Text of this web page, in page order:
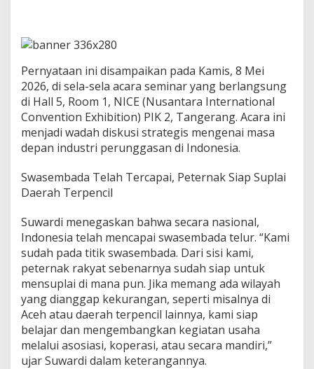
i
a
m
i
n
i
a
g
U
s
a
h
U
t
a
m
Pernyataan ini disampaikan pada Kamis, 8 Mei
2026, di sela-sela acara seminar yang berlangsung
di Hall 5, Room 1, NICE (Nusantara International
Convention Exhibition) PIK 2, Tangerang. Acara ini
menjadi wadah diskusi strategis mengenai masa
depan industri perunggasan di Indonesia.
Swasembada Telah Tercapai, Peternak Siap Suplai
Daerah Terpencil
Suwardi menegaskan bahwa secara nasional,
Indonesia telah mencapai swasembada telur. “Kami
sudah pada titik swasembada. Dari sisi kami,
peternak rakyat sebenarnya sudah siap untuk
mensuplai di mana pun. Jika memang ada wilayah
yang dianggap kekurangan, seperti misalnya di
Aceh atau daerah terpencil lainnya, kami siap
belajar dan mengembangkan kegiatan usaha
melalui asosiasi, koperasi, atau secara mandiri,”
ujar Suwardi dalam keterangannya.